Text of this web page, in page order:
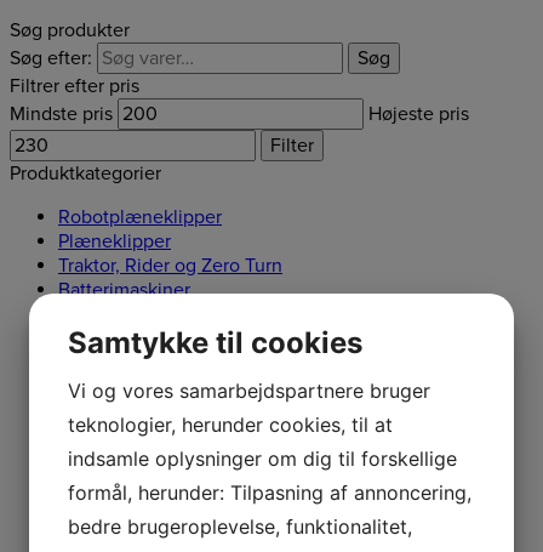
Søg produkter
Søg efter:
Søg
Filtrer efter pris
Mindste pris
Højeste pris
Filter
Produktkategorier
Robotplæneklipper
Plæneklipper
Traktor, Rider og Zero Turn
Batterimaskiner
Hækkeklippere
Trimmere og Buskryddere
Kombisystemer
Løvblæsere
Fræser
Løvsugere
Værktøj
Kapsave / Skæremaskiner
Brændekløver
Samtykke til cookies
Vi og vores samarbejdspartnere bruger
teknologier, herunder cookies, til at
indsamle oplysninger om dig til forskellige
formål, herunder: Tilpasning af annoncering,
bedre brugeroplevelse, funktionalitet,